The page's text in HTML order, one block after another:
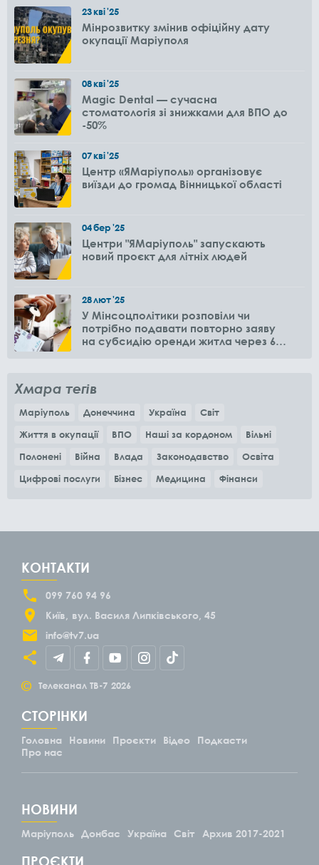
23кві'25
Мінрозвитку змінив офіційну дату
окупації Маріуполя
08кві'25
Magic Dental — сучасна
стоматологія зі знижками для ВПО до
-50%
07кві'25
Центр «ЯМаріуполь» організовує
виїзди до громад Вінницької області
04бер'25
Центри "ЯМаріуполь" запускають
новий проєкт для літніх людей
28лют'25
У Мінсоцполітики розповіли чи
потрібно подавати повторно заяву
на субсидію оренди житла через 6
Хмара тегів
Маріуполь Донеччина Україна
Світ
Життя в окупації
ВПО Наші за кордоном
Вільні
Полонені
Війна Влада Законодавство
Освіта
Цифрові послуги
Бізнес Медицина Фінанси
КОНТАКТИ
099 760 94 96
Київ
вул. Василя Липківського, 45
info@tv7.ua
© Телеканал ТВ-7 2026
СТОРІНКИ
Головна Новини Проєкти Відео
Подкасти
Про нас
НОВИНИ
Маріуполь Донбас Україна Світ Архив 2017-2021
ПРОЄКТИ